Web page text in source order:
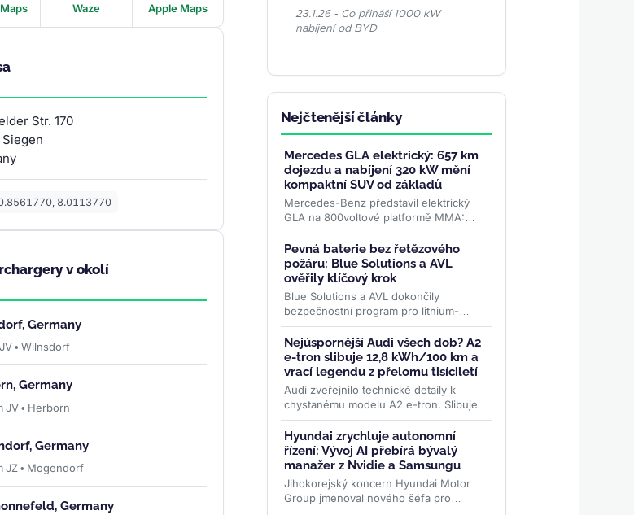
Waze Apple Maps
Str. 170
Siegen
8.0113770
v okolí
Germany
• Wilnsdorf
Germany
JV • Herborn
Germany
JZ • Mogendorf
Germany
23.1.26 - Co přináší 1000 kW
nabíjení od BYD
Nejčtenější články
Mercedes GLA elektrický: 657 km
dojezdu a nabíjení 320 kW mění
kompaktní SUV od základů
Mercedes-Benz představil elektrický
GLA na 800voltové platformě MMA:
dojezd až 657 km WLTP, nabíjení
výkonem 320 kW a plnění na 80 % za
22...>>
Pevná baterie bez řetězového
požáru: Blue Solutions a AVL
ověřily klíčový krok
Blue Solutions a AVL dokončily
bezpečnostní program pro lithium-
metalové baterie s pevným elektrolytem.
Cílí na packy bez šíření tepelné...>>
Nejúspornější Audi všech dob? A2
e-tron slibuje 12,8 kWh/100 km a
vrací legendu z přelomu tisíciletí
Audi zveřejnilo technické detaily k
chystanému modelu A2 e-tron. Slibuje
rekordně nízkou spotřebu, pokročilou
aerodynamiku i LFP baterii....>>
Hyundai zrychluje autonomní
řízení: Vývoj AI přebírá bývalý
manažer z Nvidie a Samsungu
Jihokorejský koncern Hyundai Motor
Group jmenoval nového šéfa pro